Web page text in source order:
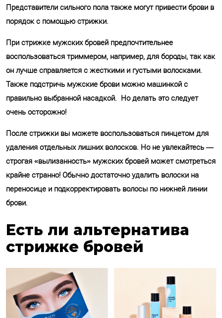
Представители сильного пола также могут привести брови в
порядок с помощью стрижки.
При стрижке мужских бровей предпочтительнее
воспользоваться триммером, например, для бороды, так как
он лучше справляется с жесткими и густыми волосками.
Также подстричь мужские брови можно машинкой с
правильно выбранной насадкой. Но делать это следует
очень осторожно!
После стрижки вы можете воспользоваться пинцетом для
удаления отдельных лишних волосков. Но не увлекайтесь —
строгая «вылизанность» мужских бровей может смотреться
крайне странно! Обычно достаточно удалить волоски на
переносице и подкорректировать волосы по нижней линии
брови.
Есть ли альтернатива
стрижке бровей